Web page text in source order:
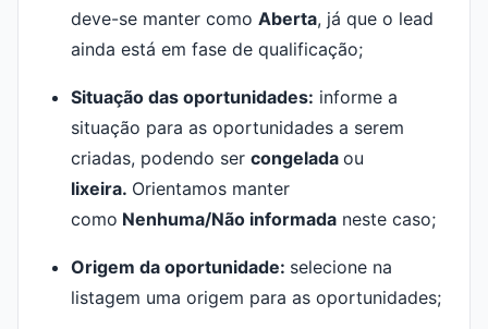
deve-se manter como Aberta, já que o lead
ainda está em fase de qualificação;
Situação das oportunidades: informe a
situação para as oportunidades a serem
criadas, podendo ser congelada ou
lixeira. Orientamos manter
como Nenhuma/Não informada neste caso;
Origem da oportunidade: selecione na
listagem uma origem para as oportunidades;